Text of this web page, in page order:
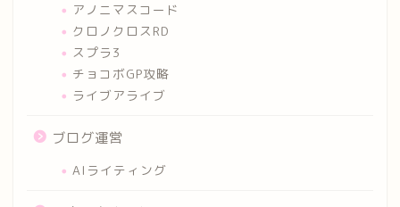
アノニマスコード
クロノクロスRD
スプラ3
チョコボGP攻略
ライブアライブ
ブログ運営
AIライティング